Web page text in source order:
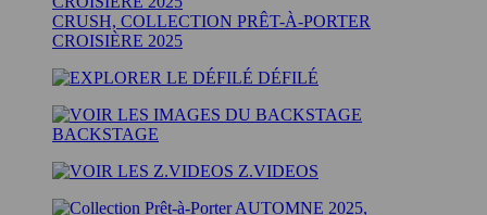
CRUSH, COLLECTION PRÊT-À-PORTER
CROISIÈRE 2025
DÉFILÉ
BACKSTAGE
Z.VIDEOS